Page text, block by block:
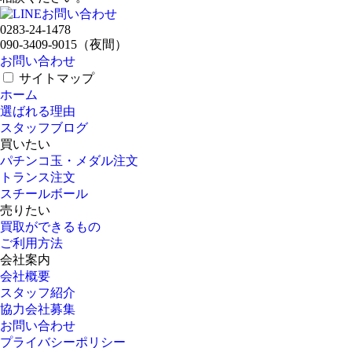
0283-24-1478
090-3409-9015 （夜間）
お問い合わせ
サイトマップ
ホーム
選ばれる理由
スタッフブログ
買いたい
パチンコ玉・メダル注文
トランス注文
スチールボール
売りたい
買取ができるもの
ご利用方法
会社案内
会社概要
スタッフ紹介
協力会社募集
お問い合わせ
プライバシーポリシー